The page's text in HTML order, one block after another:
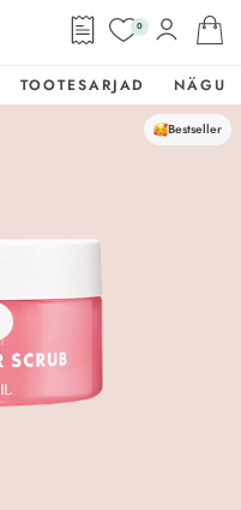
0
TOOTESARJAD NÄGU
Bestseller